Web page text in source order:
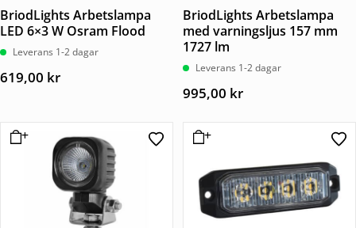
BriodLights Arbetslampa
LED 6×3 W Osram Flood
Leverans 1-2 dagar
619,00 kr
BriodLights Arbetslampa
med varningsljus 157 mm
1727 lm
Leverans 1-2 dagar
995,00 kr